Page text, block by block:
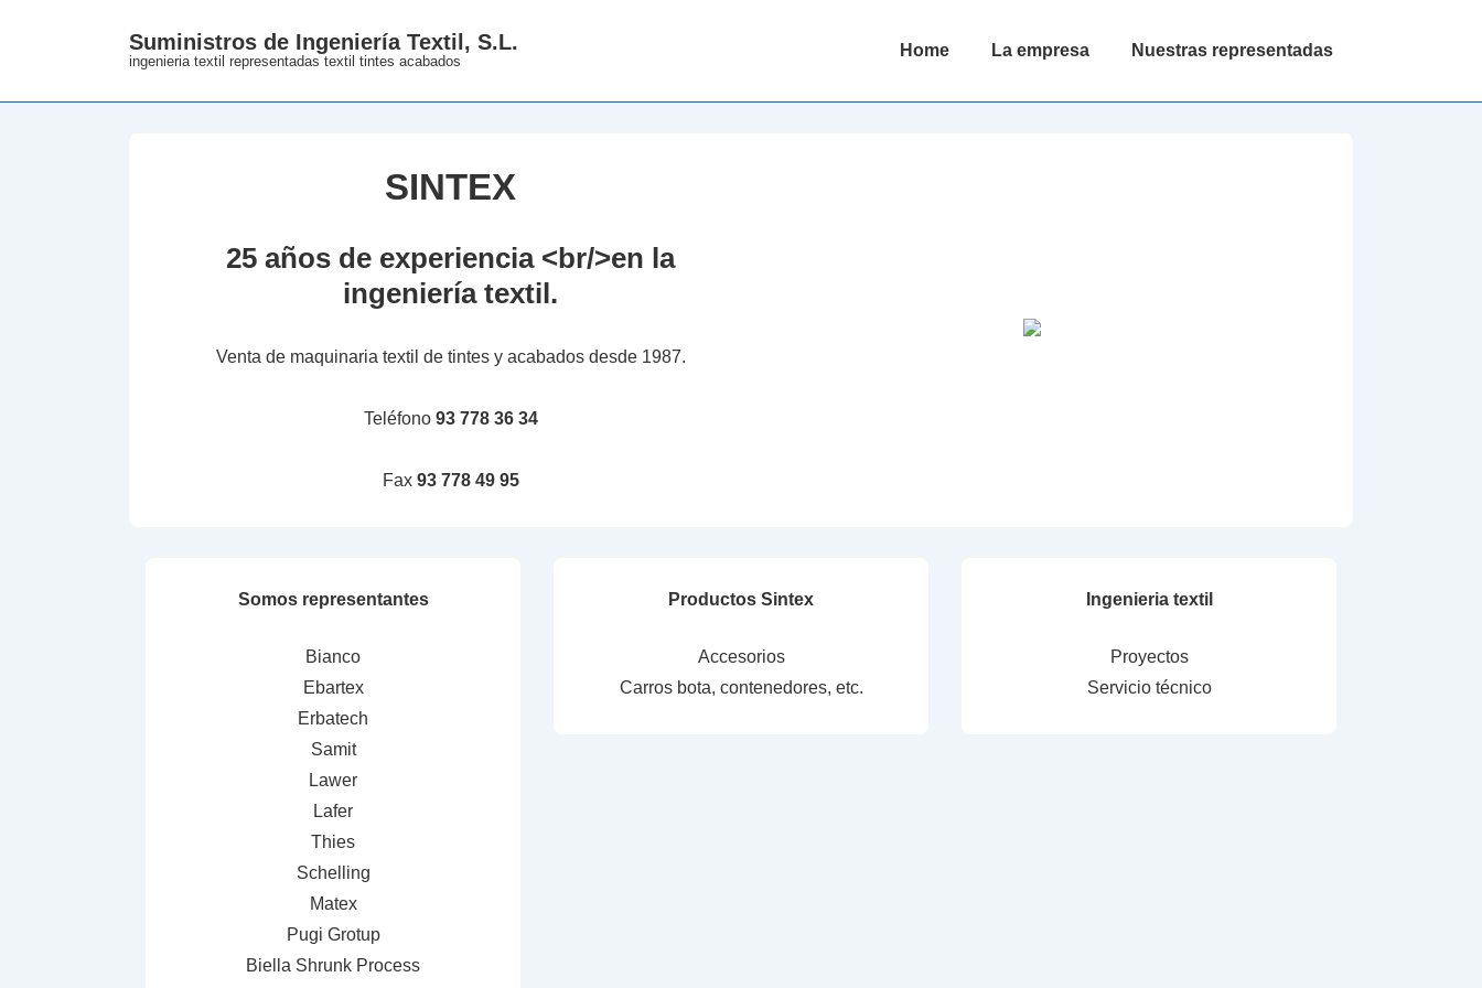
Main
Suministros de Ingeniería Textil, S.L.
ingenieria textil representadas textil tintes acabados
Main
Home La empresa Nuestras representadas
SINTEX
25 años de experiencia <br/>en la
ingeniería textil.
Venta de maquinaria textil de tintes y acabados desde 1987.
Teléfono 93 778 36 34
Fax 93 778 49 95
Somos representantes
Bianco
Ebartex
Erbatech
Samit
Lawer
Lafer
Thies
Schelling
Matex
Pugi Grotup
Biella Shrunk Process
Productos Sintex
Accesorios
Carros bota, contenedores, etc.
Ingenieria textil
Proyectos
Servicio técnico